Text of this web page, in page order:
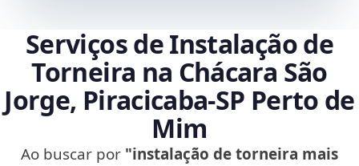
Serviços de Instalação de
Torneira na Chácara São
Jorge, Piracicaba‑SP Perto de
Mim
Ao buscar por "instalação de torneira mais